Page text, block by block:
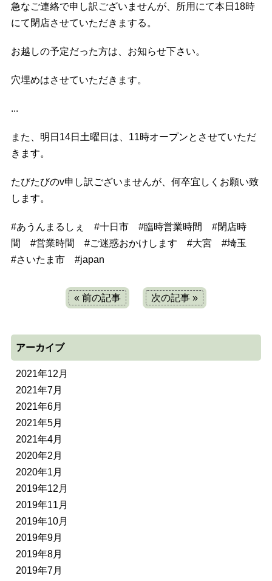
急なご連絡で申し訳ございませんが、所用にて本日18時
にて閉店させていただきまする。
お越しの予定だった方は、お知らせ下さい。
穴埋めはさせていただきます。
...
また、明日14日土曜日は、11時オープンとさせていただ
きます。
たびたびのv申し訳ございませんが、何卒宜しくお願い致
します。
#あうんまるしぇ #十日市 #臨時営業時間 #閉店時
間
#営業時間 #ご迷惑おかけします #大宮 #埼玉
#さいたま市 #japan
« 前の記事 次の記事 »
アーカイブ
2021年12月
2021年7月
2021年6月
2021年5月
2021年4月
2020年2月
2020年1月
2019年12月
2019年11月
2019年10月
2019年9月
2019年8月
2019年7月